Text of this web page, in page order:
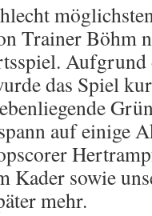
Trainer Böhm
das Spiel
auf einige
Kader sowie
mehr.